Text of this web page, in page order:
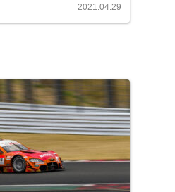
2021.04.29